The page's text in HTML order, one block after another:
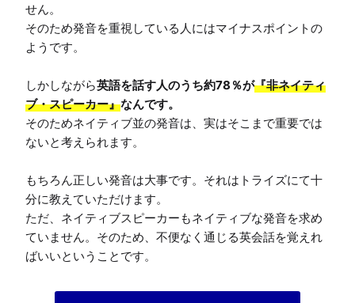
せん。
そのため発音を重視している人にはマイナスポイントの
ようです。
しかしながら英語を話す人のうち約78％が『非ネイティ
ブ・スピーカー』なんです。
そのためネイティブ並の発音は、実はそこまで重要では
ないと考えられます。
もちろん正しい発音は大事です。それはトライズにて十
分に教えていただけます。
ただ、ネイティブスピーカーもネイティブな発音を求め
ていません。そのため、不便なく通じる英会話を覚えれ
ばいいということです。